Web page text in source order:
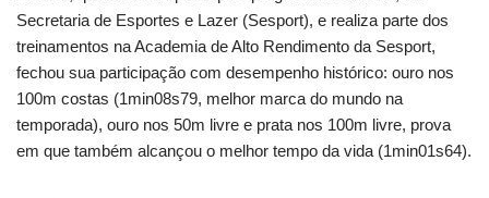
Secretaria de Esportes e Lazer (Sesport), e realiza parte dos
treinamentos na Academia de Alto Rendimento da Sesport,
fechou sua participação com desempenho histórico: ouro nos
100m costas (1min08s79, melhor marca do mundo na
temporada), ouro nos 50m livre e prata nos 100m livre, prova
em que também alcançou o melhor tempo da vida (1min01s64).